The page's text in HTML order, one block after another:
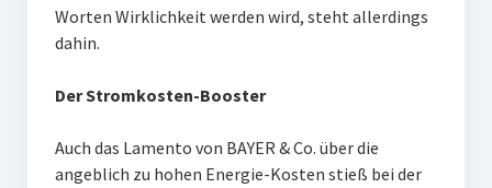
Worten Wirklichkeit werden wird, steht allerdings
dahin.
Der Stromkosten-Booster
Auch das Lamento von BAYER & Co. über die
angeblich zu hohen Energie-Kosten stieß bei der